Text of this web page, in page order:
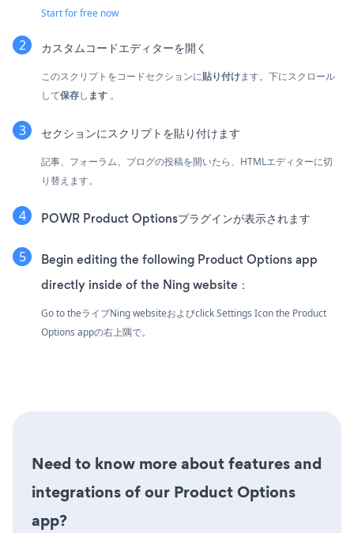
Start for free now
カスタムコードエディターを開く
このスクリプトをコードセクションに貼り付けます。下にスクロール
して保存し ます 。
セクションにスクリプトを貼り付けます
記事、フォーラム、ブログの投稿を開いたら、HTMLエディターに切
り替えます。
POWR Product Optionsプラグインが表示されます
Begin editing the following Product Options app
directly inside of the Ning website：
Go to theライブNing websiteおよびclick Settings Iconthe Product
Options appの右上隅で。
Need to know more about features and
integrations of our Product Options
app?